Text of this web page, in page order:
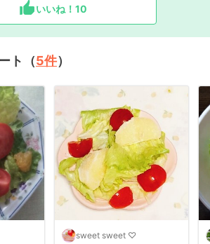
いいね！ 10
ト（5件）
sweet sweet ♡